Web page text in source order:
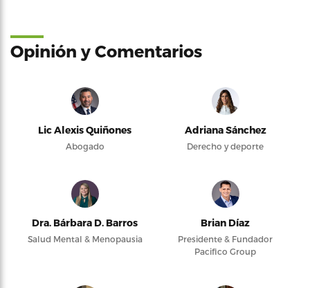
Opinión y Comentarios
Lic Alexis Quiñones
Abogado
Adriana Sánchez
Derecho y deporte
Dra. Bárbara D. Barros
Salud Mental & Menopausia
Brian Díaz
Presidente & Fundador
Pacifico Group